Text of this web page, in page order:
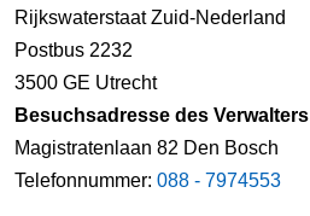
Rijkswaterstaat Zuid-Nederland
Postbus 2232
3500 GE Utrecht
Besuchsadresse des Verwalters
Magistratenlaan 82 Den Bosch
Telefonnummer: 088 - 7974553